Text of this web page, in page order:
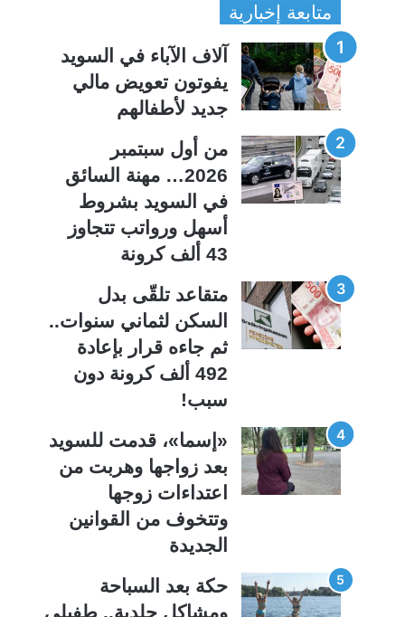
ا
ل
س
ا
ب
ق
ة
ح
ا
ل
ا
ل
ي
متابعة إخبارية
آلاف الآباء في السويد
يفوتون تعويض مالي
جديد لأطفالهم
من أول سبتمبر
2026… مهنة السائق
في السويد بشروط
أسهل ورواتب تتجاوز
43 ألف كرونة
متقاعد تلقّى بدل
السكن لثماني سنوات..
ثم جاءه قرار بإعادة
492 ألف كرونة دون
سبب!
«إسما»، قدمت للسويد
بعد زواجها وهربت من
اعتداءات زوجها
وتتخوف من القوانين
الجديدة
حكة بعد السباحة
ومشاكل جلدية.. طفيلي